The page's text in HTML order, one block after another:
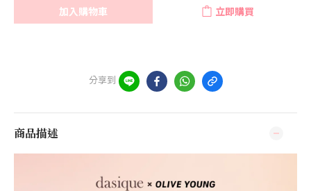
加入購物車 立即購買
分享到
商品描述